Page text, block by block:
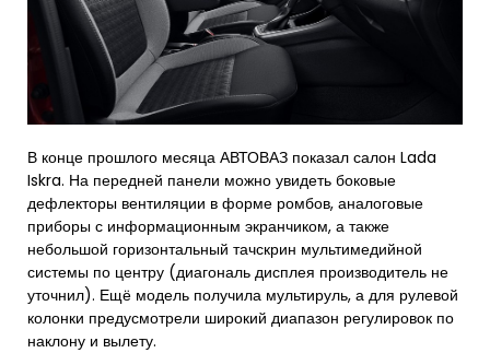
В конце прошлого месяца АВТОВАЗ показал салон Lada
Iskra. На передней панели можно увидеть боковые
дефлекторы вентиляции в форме ромбов, аналоговые
приборы с информационным экранчиком, а также
небольшой горизонтальный тачскрин мультимедийной
системы по центру (диагональ дисплея производитель не
уточнил). Ещё модель получила мультируль, а для рулевой
колонки предусмотрели широкий диапазон регулировок по
наклону и вылету.